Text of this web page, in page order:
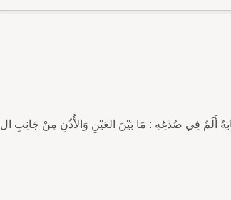
أَلَمٌ فِي صُدْغِهِ : مَا بَيْنَ العَيْنِ وَالأُذُنِ مِنْ جَانِبِ ال